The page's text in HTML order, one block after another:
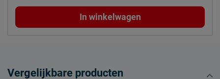
In winkelwagen
Vergelijkbare producten